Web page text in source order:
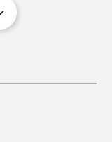
けるような温も
、なんだかずっ
体に沁みるので
軽くなった気が